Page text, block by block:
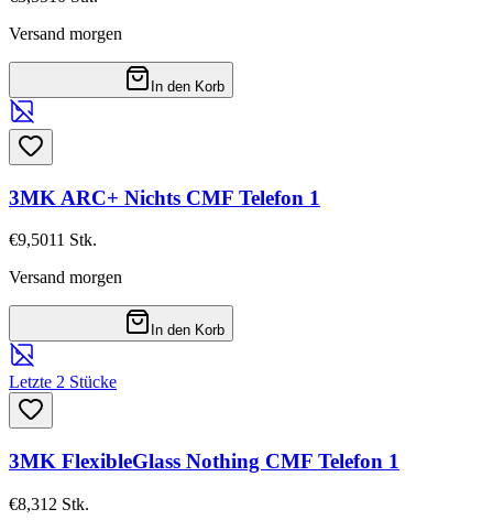
Versand morgen
In den Korb
3MK ARC+ Nichts CMF Telefon 1
€9,5011 Stk.
Versand morgen
In den Korb
Letzte 2 Stücke
3MK FlexibleGlass Nothing CMF Telefon 1
€8,31 2 Stk.